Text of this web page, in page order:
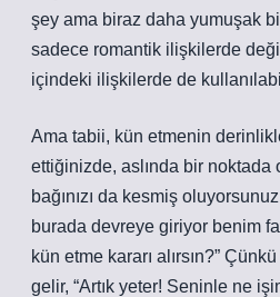
şey ama biraz daha yumuşak
sadece romantik ilişkilerde
içindeki ilişkilerde de
Ama tabii, kün etmenin
ettiğinizde, aslında bir noktada
bağınızı da kesmiş
burada devreye giriyor benim
kün etme kararı alırsın?”
gelir, “Artık yeter! Seninle ne